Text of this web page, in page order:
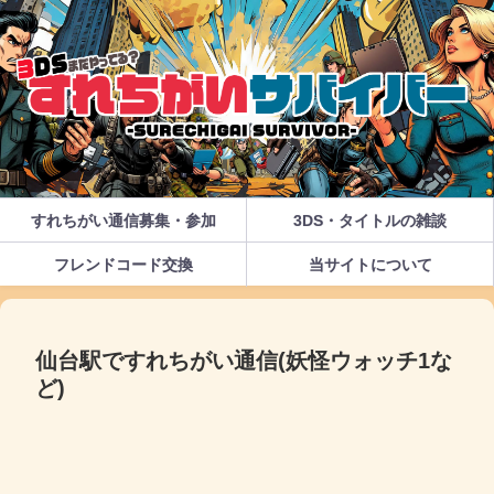
すれちがい通信募集・参加 3DS・タイトルの雑談
フレンドコード交換 当サイトについて
仙台駅ですれちがい通信(妖怪ウォッチ1な
ど)